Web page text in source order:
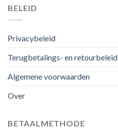
BELEID
Privacybeleid
Terugbetalings- en retourbeleid
Algemene voorwaarden
Over
BETAALMETHODE